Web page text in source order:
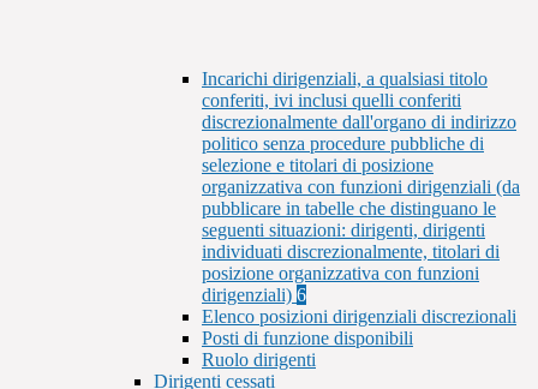
Incarichi dirigenziali, a qualsiasi titolo
conferiti, ivi inclusi quelli conferiti
discrezionalmente dall'organo di indirizzo
politico senza procedure pubbliche di
selezione e titolari di posizione
organizzativa con funzioni dirigenziali (da
pubblicare in tabelle che distinguano le
seguenti situazioni: dirigenti, dirigenti
individuati discrezionalmente, titolari di
posizione organizzativa con funzioni
dirigenziali) 6
Elenco posizioni dirigenziali discrezionali
Posti di funzione disponibili
Ruolo dirigenti
Dirigenti cessati